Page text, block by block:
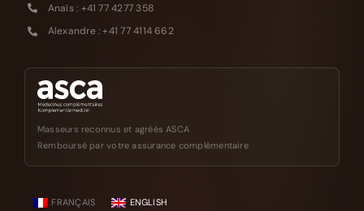
Anaïs : +41 77 4277 358
Alexandre : +41 77 4114 662
Masseurs reconnus et agréés ASCA
Remboursé par votre assurance complémentaire
FRANÇAIS ENGLISH